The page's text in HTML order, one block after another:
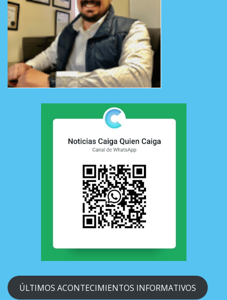
ÚLTIMOS ACONTECIMIENTOS INFORMATIVOS